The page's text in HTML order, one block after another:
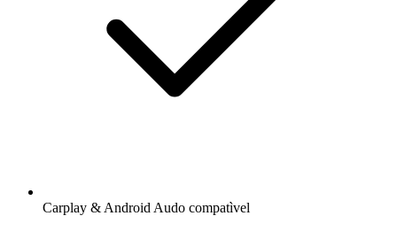
Carplay & Android Audo compatìvel